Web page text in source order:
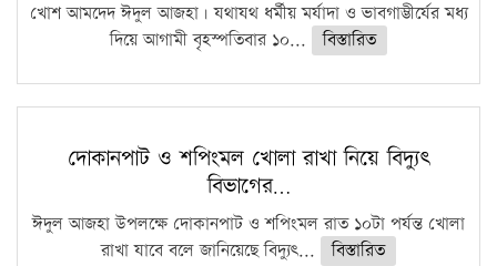
খোশ আমদেদ ঈদুল আজহা। যথাযথ ধর্মীয় মর্যাদা ও ভাবগাম্ভীর্যের মধ্য
দিয়ে আগামী বৃহস্পতিবার ১০...
বিস্তারিত
দোকানপাট ও শপিংমল খোলা রাখা নিয়ে বিদ্যুৎ
বিভাগের…
ঈদুল আজহা উপলক্ষে দোকানপাট ও শপিংমল রাত ১০টা পর্যন্ত খোলা
রাখা যাবে বলে জানিয়েছে বিদ্যুৎ...
বিস্তারিত